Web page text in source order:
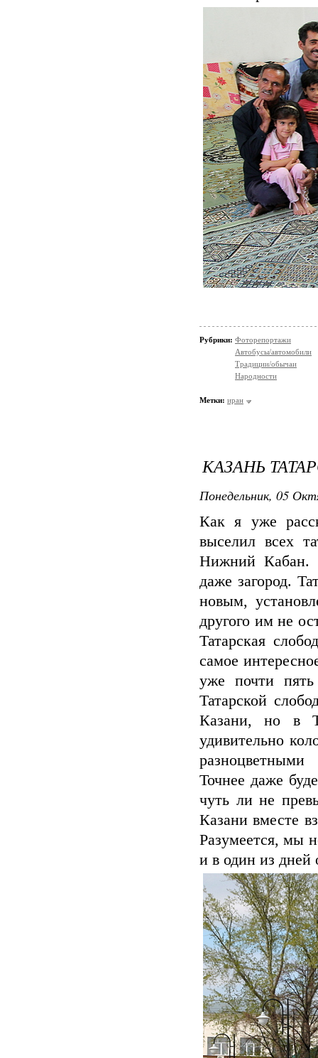
Рубрики: Фоторепортажи
Автобусы/автомобили
Традиции/обычаи
Народности
Метки: иран
КАЗАНЬ
Понедельник, 05
Как я уже
выселил всех
Нижний Кабан.
даже загород.
новым,
другого им не
Татарская
самое
уже почти
Татарской
Казани, но в
удивительно
Точнее даже
чуть ли не
Казани вместе
Разумеется, мы
и в один из дней